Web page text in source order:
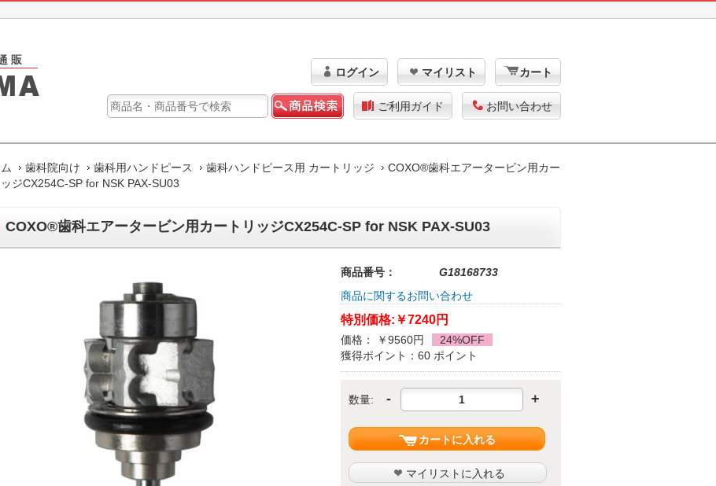
ログイン マイリスト カート
ご利用ガイド お問い合わせ
歯科院向け 歯科用ハンドピース 歯科ハンドピース用 カートリッジ
COXO®歯科エアータービン用カー
ッジCX254C-SP for NSK PAX-SU03
COXO®歯科エアータービン用カートリッジCX254C-SP for NSK PAX-SU03
商品番号：
G18168733
商品に関するお問い合わせ
特別価格: ￥7240円
価格： ￥9560円
24%OFF
獲得ポイント：60 ポイント
数量: - +
カートに入れる
マイリストに入れる